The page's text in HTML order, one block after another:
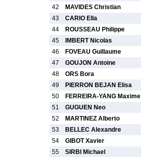
42
MAVIDES Christian
43
CARIO Ella
44
ROUSSEAU Philippe
45
IMBERT Nicolas
46
FOVEAU Guillaume
47
GOUJON Antoine
48
ORS Bora
49
PIERRON BEJAN Elisa
50
FERREIRA-YANG Maxime
51
GUGUEN Neo
52
MARTINEZ Alberto
53
BELLEC Alexandre
54
GIBOT Xavier
55
SIRBI Michael